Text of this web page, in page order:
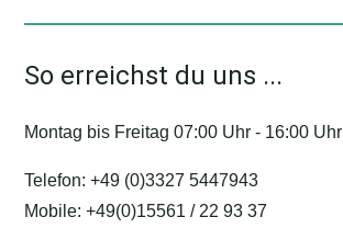
So erreichst du uns ...
Montag bis Freitag 07:00 Uhr - 16:00 Uhr
Telefon:+49 (0)3327 5447943
Mobile:+49(0)15561 / 22 93 37